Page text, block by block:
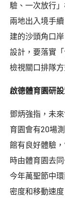
驗、一次放行
兩地出入境手
建的沙頭角口
設計，要落實
檢視關口排隊
啟德體育園研
鄧炳強指，未
育園會有20場
館有良好體驗
時由體育園去
今年萬聖節中
密度和移動速